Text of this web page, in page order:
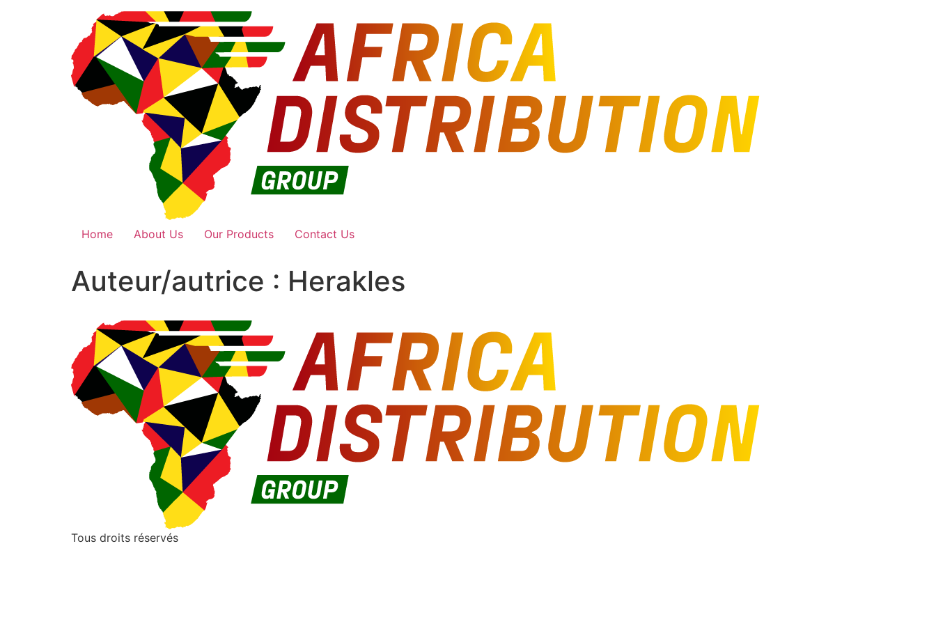
Home About Us Our Products Contact Us
Auteur/autrice : Herakles
Tous droits réservés